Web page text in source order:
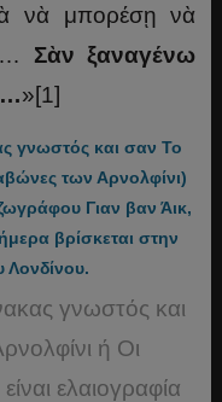
νὰ μπορέσῃ νὰ
Σὰν ξαναγένω
»[1]
γνωστός και
ή Οι
ελαιογραφία